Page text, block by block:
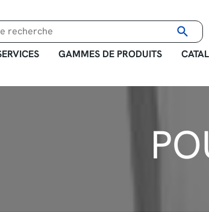
GAMMES DE PRODUITS